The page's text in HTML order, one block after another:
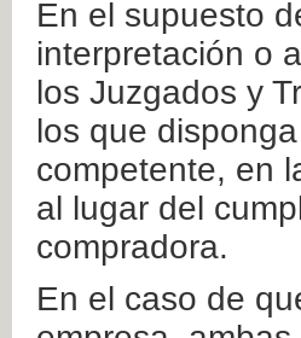
En el supuesto
interpretación o
los Juzgados y
los que
competente, en
al lugar del
compradora.
En el caso de